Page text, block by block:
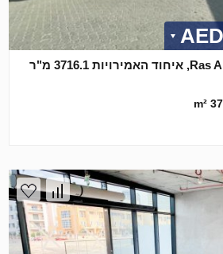
מחסן ב Ras Al Khor, Dubai, איחוד האמירויות 3716.1 מ"ר